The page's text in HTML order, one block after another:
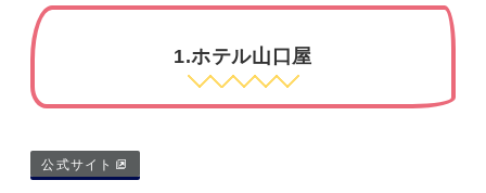
1.ホテル山口屋
公式サイト